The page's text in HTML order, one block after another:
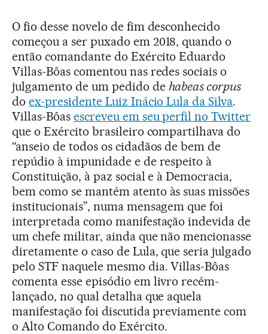
O fio desse novelo de fim desconhecido
começou a ser puxado em 2018, quando o
então comandante do Exército Eduardo
Villas-Bôas comentou nas redes sociais o
julgamento de um pedido de habeas corpus
do ex-presidente Luiz Inácio Lula da Silva.
Villas-Bôas escreveu em seu perfil no Twitter
que o Exército brasileiro compartilhava do
“anseio de todos os cidadãos de bem de
repúdio à impunidade e de respeito à
Constituição, à paz social e à Democracia,
bem como se mantém atento às suas missões
institucionais”, numa mensagem que foi
interpretada como manifestação indevida de
um chefe militar, ainda que não mencionasse
diretamente o caso de Lula, que seria julgado
pelo STF naquele mesmo dia. Villas-Bôas
comenta esse episódio em livro recém-
lançado, no qual detalha que aquela
manifestação foi discutida previamente com
o Alto Comando do Exército.